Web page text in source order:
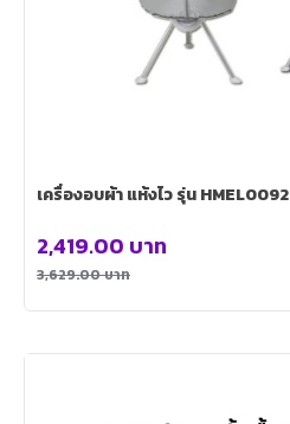
เครื่องอบผ้า แห้งไว รุ่น HMEL0092
3,629.00บาท
2,419.00 บาท